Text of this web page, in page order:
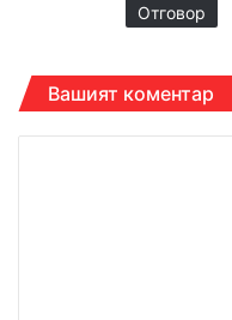
Отговор
Вашият коментар